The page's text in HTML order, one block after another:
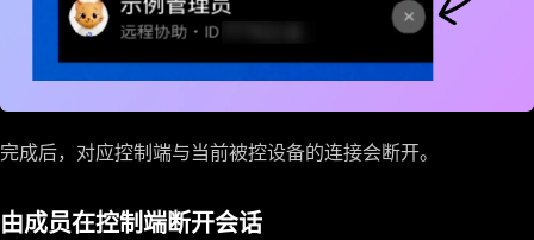
完成后，对应控制端与当前被控设备的连接会断开。
由成员在控制端断开会话